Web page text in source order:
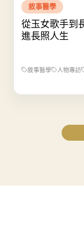
敘事醫學
從玉女歌手到
進長照人生
敘事醫學 人物專訪